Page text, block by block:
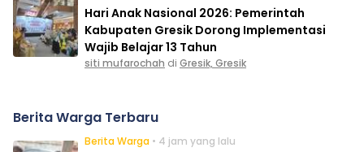
Hari Anak Nasional 2026: Pemerintah
Kabupaten Gresik Dorong Implementasi
Wajib Belajar 13 Tahun
siti mufarochah di Gresik, Gresik
Berita Warga Terbaru
Berita Warga • 4 jam yang lalu